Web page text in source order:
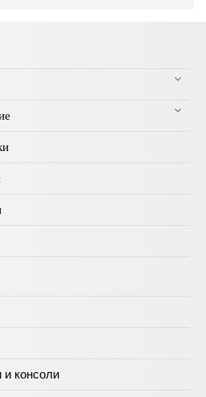
и консоли